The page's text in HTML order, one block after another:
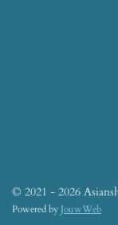
© 2021 - 2026
Powered by JouwWeb